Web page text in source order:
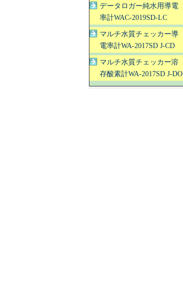
データロガー純水用導電
率計WAC-2019SD-LC
マルチ水質チェッカー導
電率計WA-2017SD J-CD
マルチ水質チェッカー溶
存酸素計WA-2017SD J-DO